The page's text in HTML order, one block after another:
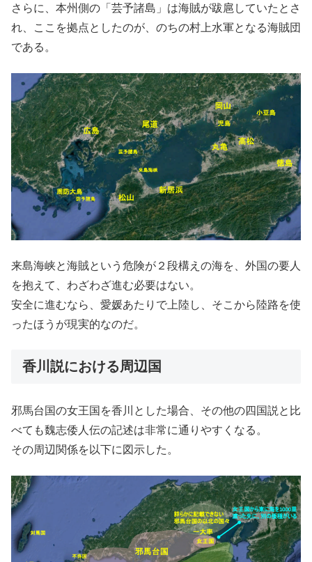
さらに、本州側の「芸予諸島」は海賊が跋扈していたとさ
れ、ここを拠点としたのが、のちの村上水軍となる海賊団
である。
来島海峡と海賊という危険が２段構えの海を、外国の要人
を抱えて、わざわざ進む必要はない。
安全に進むなら、愛媛あたりで上陸し、そこから陸路を使
ったほうが現実的なのだ。
香川説における周辺国
邪馬台国の女王国を香川とした場合、その他の四国説と比
べても魏志倭人伝の記述は非常に通りやすくなる。
その周辺関係を以下に図示した。